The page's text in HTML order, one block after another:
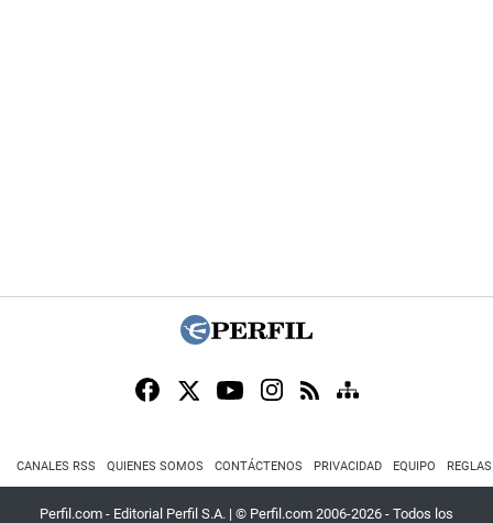
CANALES RSS QUIENES SOMOS CONTÁCTENOS PRIVACIDAD EQUIPO
Perfil.com - Editorial Perfil S.A. | © Perfil.com 2006-2026 - Todos los